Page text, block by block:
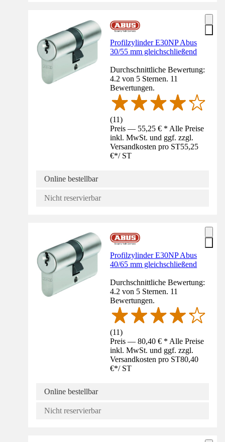
Profilzylinder E30NP Abus
30/55 mm gleichschließend
Durchschnittliche Bewertung:
4.2 von 5 Sternen. 11
Bewertungen.
(11)
Preis — 55,25 € * Alle Preise
inkl. MwSt. und ggf. zzgl.
Versandkosten pro ST55,25
€*/ ST
Online bestellbar
Nicht reservierbar
Profilzylinder E30NP Abus
40/65 mm gleichschließend
Durchschnittliche Bewertung:
4.2 von 5 Sternen. 11
Bewertungen.
(11)
Preis — 80,40 € * Alle Preise
inkl. MwSt. und ggf. zzgl.
Versandkosten pro ST80,40
€*/ ST
Online bestellbar
Nicht reservierbar